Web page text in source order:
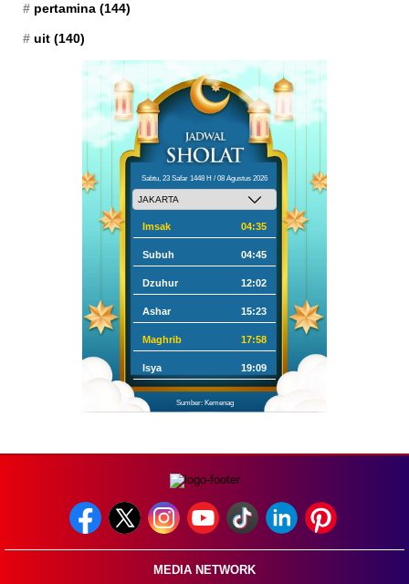
pertamina (144)
uit (140)
Sabtu, 23 Safar 1448 H / 08 Agustus 2026
Imsak 04:35
Subuh 04:45
Dzuhur 12:02
Ashar 15:23
Maghrib 17:58
Isya 19:09
Sumber: Kemenag
MEDIA NETWORK